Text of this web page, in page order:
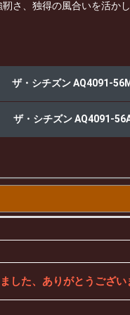
さ、独得の風合いを活か
ザ・シチズン AQ4091-56M
ザ・シチズン AQ4091-
した、ありがとうござい